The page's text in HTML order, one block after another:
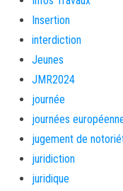
Insertion
interdiction
Jeunes
JMR2024
journée
journées
jugement de
juridiction
juridique